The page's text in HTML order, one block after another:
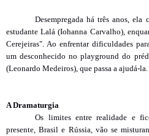
Desempregada há três anos, ela
estudante Lalá (Iohanna Carvalho),
Cerejeiras". Ao enfrentar dificuldades
um desconhecido no playground do
(Leonardo Medeiros), que passa a ajudá-la.
A Dramaturgia
Os limites entre realidade e
presente, Brasil e Rússia, vão se